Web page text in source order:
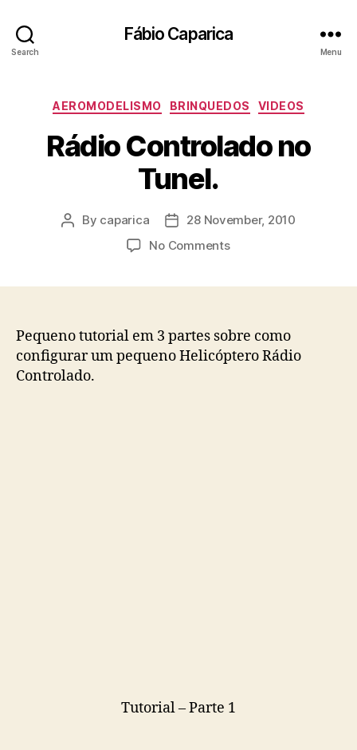
Search
Fábio Caparica
Menu
Categories
AEROMODELISMO BRINQUEDOS VIDEOS
Rádio Controlado no
Tunel.
Post
By caparica
Post
date
28 November, 2010
No Commentson
Pequeno tutorial em 3 partes sobre como
configurar um pequeno Helicóptero Rádio
Controlado.
Tutorial – Parte 1